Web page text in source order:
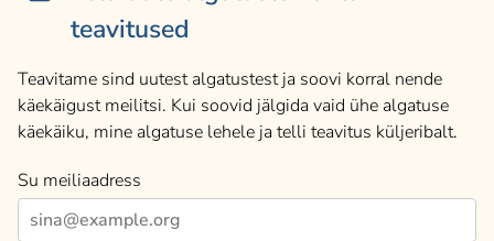
teavitused
Teavitame sind uutest algatustest ja soovi korral nende
käekäigust meilitsi. Kui soovid jälgida vaid ühe algatuse
käekäiku, mine algatuse lehele ja telli teavitus küljeribalt.
Su meiliaadress